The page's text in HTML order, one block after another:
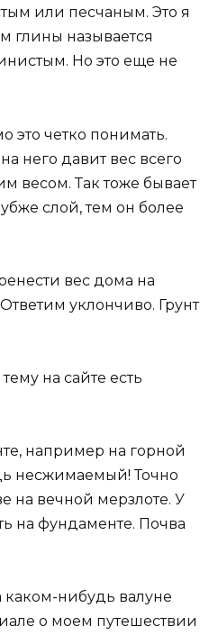
или песчаным. Это я
глины называется
Но это еще не
это четко понимать.
него давит вес всего
весом. Так тоже бывает
слой, тем он более
вес дома на
уклончиво. Грунт
на сайте есть
например на горной
несжимаемый! Точно
на вечной мерзлоте. У
на фундаменте. Почва
нибудь валуне
о моем путешествии